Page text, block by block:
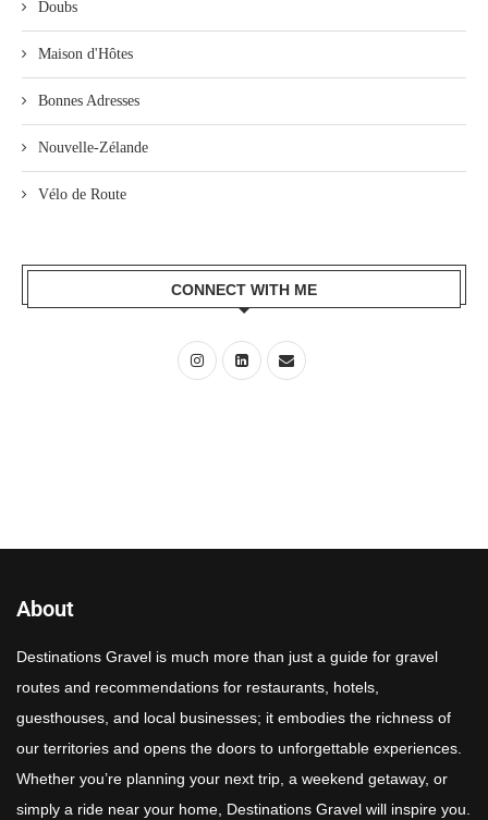
Doubs
Maison d'Hôtes
Bonnes Adresses
Nouvelle-Zélande
Vélo de Route
CONNECT WITH ME
About
Destinations Gravel is much more than just a guide for gravel
routes and recommendations for restaurants, hotels,
guesthouses, and local businesses; it embodies the richness of
our territories and opens the doors to unforgettable experiences.
Whether you’re planning your next trip, a weekend getaway, or
simply a ride near your home, Destinations Gravel will inspire you.